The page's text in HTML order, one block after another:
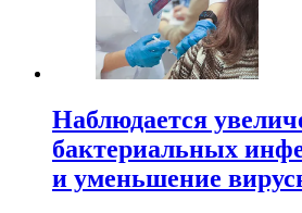
Наблюдается
бактериальных
и уменьшение